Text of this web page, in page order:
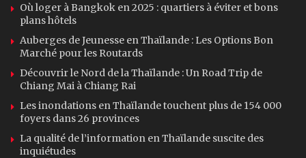
Où loger à Bangkok en 2025 : quartiers à éviter et bons
plans hôtels
Auberges de Jeunesse en Thaïlande : Les Options Bon
Marché pour les Routards
Découvrir le Nord de la Thaïlande : Un Road Trip de
Chiang Mai à Chiang Rai
Les inondations en Thaïlande touchent plus de 154 000
foyers dans 26 provinces
La qualité de l’information en Thaïlande suscite des
inquiétudes